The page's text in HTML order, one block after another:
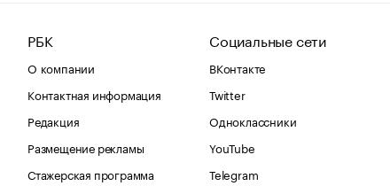
РБК
О компании
Контактная информация
Редакция
Размещение рекламы
Стажерская программа
Социальные сети
ВКонтакте
Twitter
Одноклассники
YouTube
Telegram